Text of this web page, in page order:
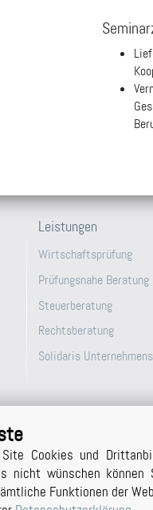
Cookies und
nicht wünschen
Funktionen der
Leistungen
Wirtschaftsprüfung
Prüfungsnahe Beratung
Steuerberatung
Rechtsberatung
Solidaris